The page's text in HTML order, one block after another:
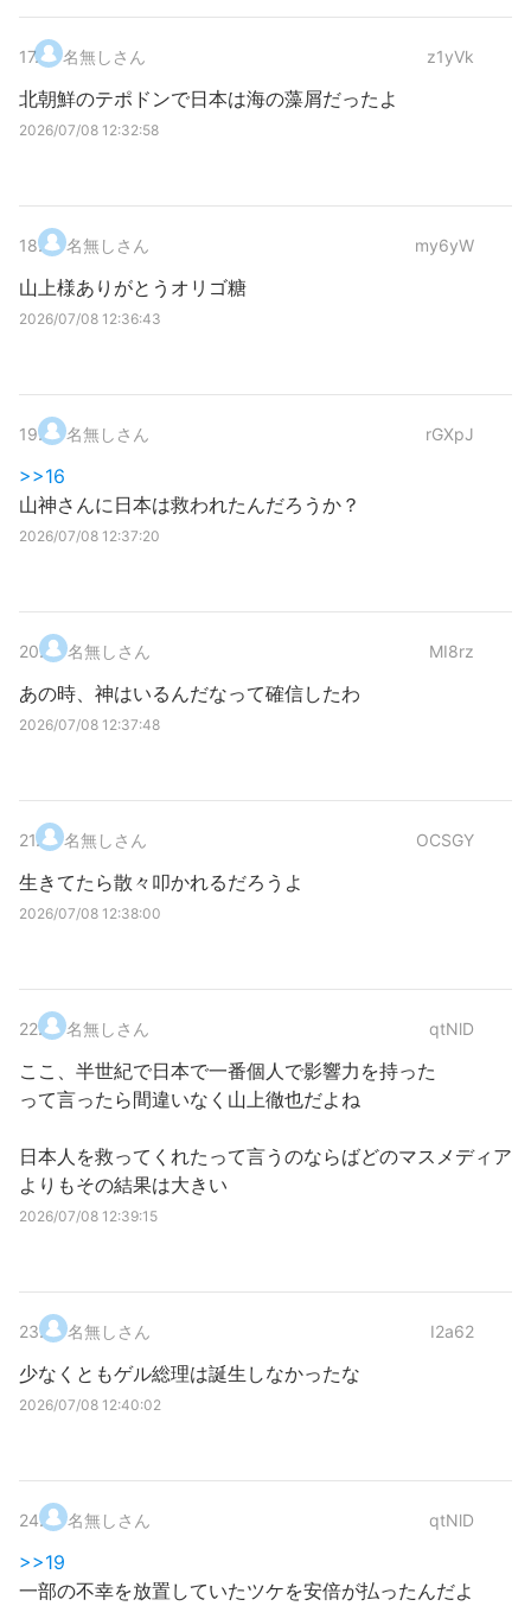
17. 名無しさん z1yVk
北朝鮮のテポドンで日本は海の藻屑だったよ
2026/07/08 12:32:58
18. 名無しさん my6yW
山上様ありがとうオリゴ糖
2026/07/08 12:36:43
19. 名無しさん rGXpJ
>>16
山神さんに日本は救われたんだろうか？
2026/07/08 12:37:20
20. 名無しさん MI8rz
あの時、神はいるんだなって確信したわ
2026/07/08 12:37:48
21. 名無しさん OCSGY
生きてたら散々叩かれるだろうよ
2026/07/08 12:38:00
22. 名無しさん qtNlD
ここ、半世紀で日本で一番個人で影響力を持った
って言ったら間違いなく山上徹也だよね
日本人を救ってくれたって言うのならばどのマスメディア
よりもその結果は大きい
2026/07/08 12:39:15
23. 名無しさん I2a62
少なくともゲル総理は誕生しなかったな
2026/07/08 12:40:02
24. 名無しさん qtNlD
>>19
一部の不幸を放置していたツケを安倍が払ったんだよ